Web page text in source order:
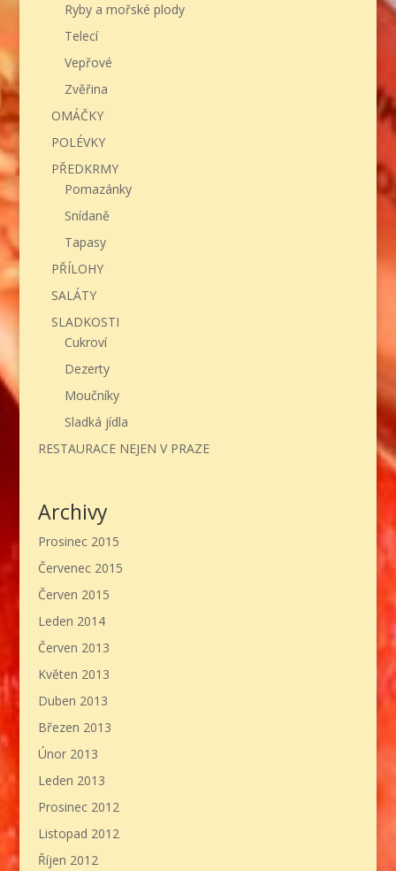
Ryby a mořské plody
Telecí
Vepřové
Zvěřina
OMÁČKY
POLÉVKY
PŘEDKRMY
Pomazánky
Snídaně
Tapasy
PŘÍLOHY
SALÁTY
SLADKOSTI
Cukroví
Dezerty
Moučníky
Sladká jídla
RESTAURACE NEJEN V PRAZE
Archivy
Prosinec 2015
Červenec 2015
Červen 2015
Leden 2014
Červen 2013
Květen 2013
Duben 2013
Březen 2013
Únor 2013
Leden 2013
Prosinec 2012
Listopad 2012
Říjen 2012